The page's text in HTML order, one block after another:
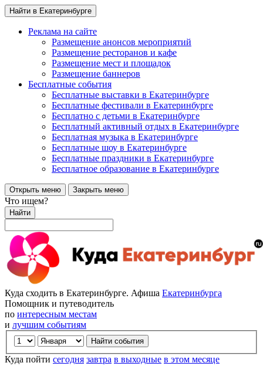
Найти в Екатеринбурге
Реклама на сайте
Размещение анонсов мероприятий
Размещение ресторанов и кафе
Размещение мест и площадок
Размещение баннеров
Бесплатные события
Бесплатные выставки в Екатеринбурге
Бесплатные фестивали в Екатеринбурге
Бесплатно с детьми в Екатеринбурге
Бесплатный активный отдых в Екатеринбурге
Бесплатная музыка в Екатеринбурге
Бесплатные шоу в Екатеринбурге
Бесплатные праздники в Екатеринбурге
Бесплатное образование в Екатеринбурге
Открыть меню Закрыть меню
Что ищем?
Найти
Куда сходить в Екатеринбурге. Афиша Екатеринбурга
Помощник и путеводитель
по интересным местам
и лучшим событиям
Куда пойти сегодня завтра в выходные в этом месяце